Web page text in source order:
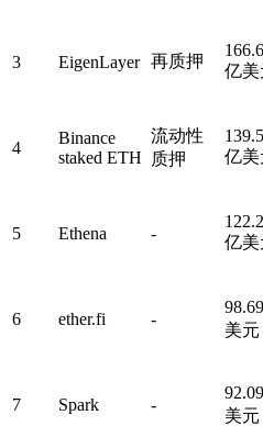
3 EigenLayer 再质押
亿美
4
Binance
staked ETH
流动性
质押
亿美
5 Ethena -
亿美
6 ether.fi -
美元
7 Spark -
美元